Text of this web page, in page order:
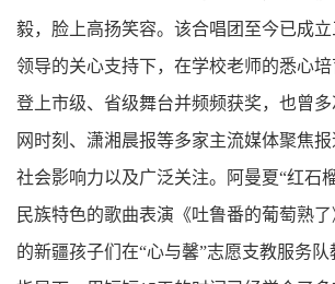
毅，脸上高扬笑容。该合唱团至今已成
领导的关心支持下，在学校老师的悉心
登上市级、省级舞台并频频获奖，也曾
网时刻、潇湘晨报等多家主流媒体聚焦
社会影响力以及广泛关注。阿曼夏“红石
民族特色的歌曲表演《吐鲁番的葡萄熟
的新疆孩子们在“心与馨”志愿支教服务